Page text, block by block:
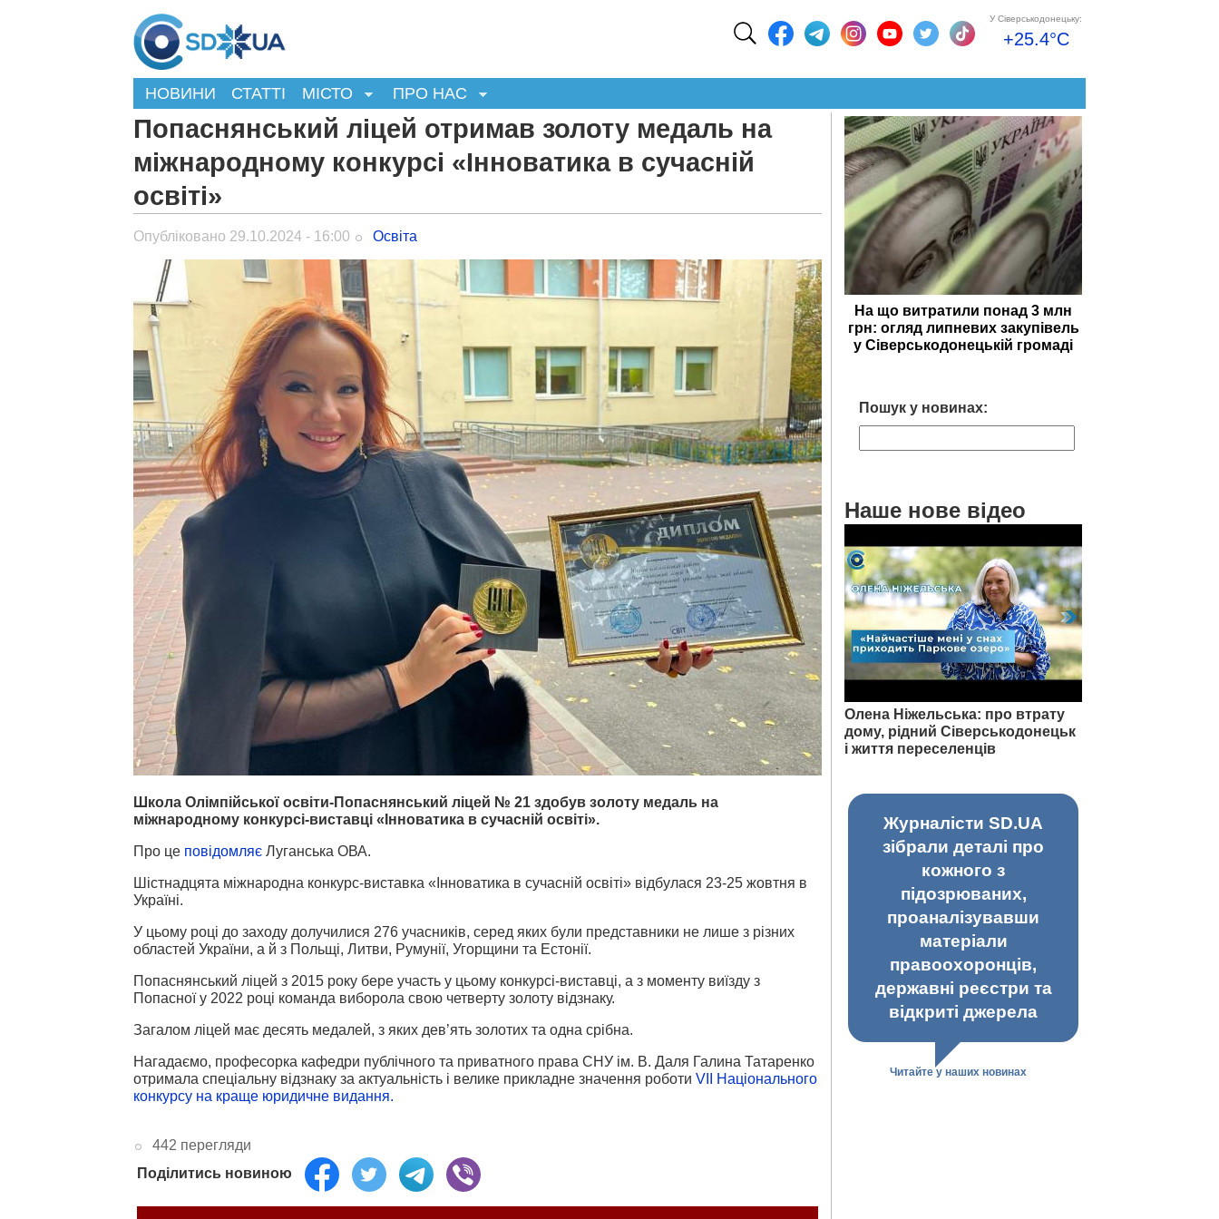
У Сіверськодонецьку:
+25.4°C
НОВИНИ СТАТТІ МІСТО ПРО НАС
Попаснянський ліцей отримав золоту медаль на
міжнародному конкурсі «Інноватика в сучасній
освіті»
Опубліковано 29.10.2024 - 16:00 Освіта
Школа Олімпійської освіти-Попаснянський ліцей № 21 здобув золоту медаль на
міжнародному конкурсі-виставці «Інноватика в сучасній освіті».
Про це повідомляє Луганська ОВА.
Шістнадцята міжнародна конкурс-виставка «Інноватика в сучасній освіті» відбулася 23-25 жовтня в
Україні.
У цьому році до заходу долучилися 276 учасників, серед яких були представники не лише з різних
областей України, а й з Польщі, Литви, Румунії, Угорщини та Естонії.
Попаснянський ліцей з 2015 року бере участь у цьому конкурсі-виставці, а з моменту виїзду з
Попасної у 2022 році команда виборола свою четверту золоту відзнаку.
Загалом ліцей має десять медалей, з яких дев’ять золотих та одна срібна.
Нагадаємо, професорка кафедри публічного та приватного права СНУ ім. В. Даля Галина Татаренко
отримала спеціальну відзнаку за актуальність і велике прикладне значення роботи VІІ Національного
конкурсу на краще юридичне видання.
442 перегляди
Поділитись новиною
На що витратили понад 3 млн
грн: огляд липневих закупівель
у Сіверськодонецькій громаді
Пошук у новинах:
Наше нове відео
Олена Ніжельська: про втрату
дому, рідний Сіверськодонецьк
і життя переселенців
Журналісти SD.UA
зібрали деталі про
кожного з
підозрюваних,
проаналізувавши
матеріали
правоохоронців,
державні реєстри та
відкриті джерела
Читайте у наших новинах